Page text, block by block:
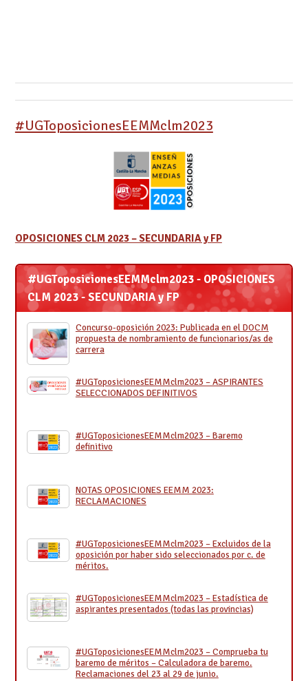
#UGToposicionesEEMMclm2023
OPOSICIONES CLM 2023 – SECUNDARIA y FP
#UGToposicionesEEMMclm2023 - OPOSICIONES
CLM 2023 - SECUNDARIA y FP
Concurso-oposición 2023: Publicada en el DOCM
propuesta de nombramiento de funcionarios/as de
carrera
#UGToposicionesEEMMclm2023 – ASPIRANTES
SELECCIONADOS DEFINITIVOS
#UGToposicionesEEMMclm2023 – Baremo
definitivo
NOTAS OPOSICIONES EEMM 2023:
RECLAMACIONES
#UGToposicionesEEMMclm2023 – Excluidos de la
oposición por haber sido seleccionados por c. de
méritos.
#UGToposicionesEEMMclm2023 – Estadística de
aspirantes presentados (todas las provincias)
#UGToposicionesEEMMclm2023 – Comprueba tu
baremo de méritos – Calculadora de baremo.
Reclamaciones del 23 al 29 de junio.